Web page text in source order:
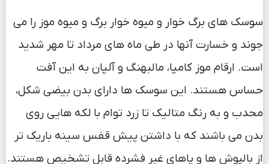
سوسک های برگ خوار و میوه خوار برگ و میوه موز را می
جوند و خسارت آنها در طی ماه های مرداد تا مهر شدید
است. ارقام موز کامپا، مالبهنگ و آلپان به این آفت
حساس هستند. این سوسک ها دارای بدن بیضی شکل،
محدب و به رنگ متالیک تا زرد توام با لکه هایی روی
بدن می باشند که با داشتن پیش قفس سینه باریک تر
از بالپوش ها و پاهای غیر فشرده قابل تشخیص هستند.